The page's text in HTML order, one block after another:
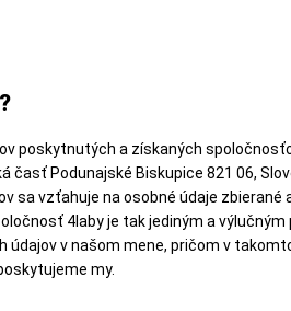
a získaných
Podunajské Biskupice 821 06,
sa vzťahuje na osobné údaje
4laby je tak jediným a
v našom mene, pričom v
my.